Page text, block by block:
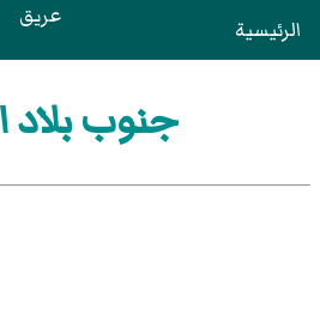
الرئيسية عريق
جنوب بلاد